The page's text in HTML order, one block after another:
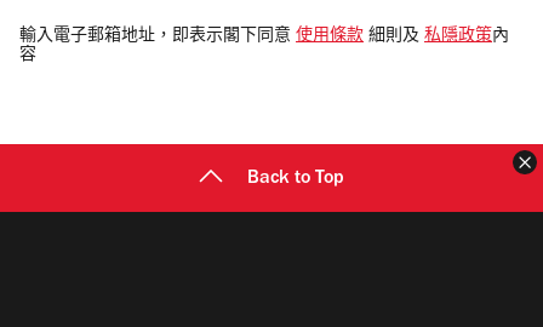
電
郵
輸入電子郵箱地址，即表示閣下同意 使用條款 細則及 私隱政策 內
容
Back to Top